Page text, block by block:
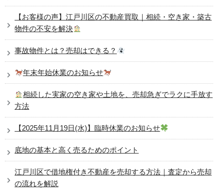
【お客様の声】江戸川区の不動産買取｜相続・空き家・築古
物件の不安を解決
事故物件とは？売却はできる？
年末年始休業のお知らせ
相続した実家の空き家や土地を、売却急ぎでラクに手放す
方法
【2025年11月19日(水)】臨時休業のお知らせ
底地の基本と高く売るためのポイント
江戸川区で借地権付き不動産を売却する方法｜査定から売却
の流れを解説